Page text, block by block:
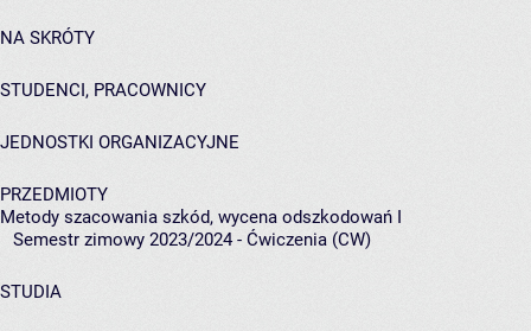
NA SKRÓTY
STUDENCI, PRACOWNICY
JEDNOSTKI ORGANIZACYJNE
PRZEDMIOTY
Metody szacowania szkód, wycena odszkodowań I
Semestr zimowy 2023/2024 - Ćwiczenia (CW)
STUDIA